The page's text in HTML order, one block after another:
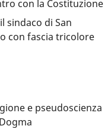
con la Costituzione
sindaco di San
con fascia tricolore
e pseudoscienza